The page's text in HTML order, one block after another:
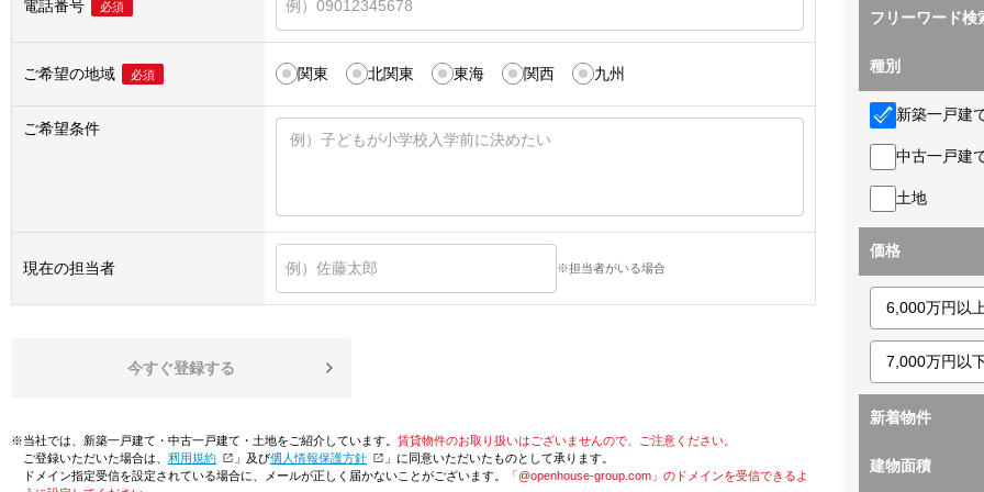
電話番号 必須
ご希望の地域 必須 関東 北関東 東海 関西 九州
ご希望条件
現在の担当者 ※担当者がいる場合
今すぐ登録する
※当社では、新築一戸建て・中古一戸建て・土地をご紹介しています。 賃貸物件のお取り扱いはございませんので、ご注意ください。
ご登録いただいた場合は、「利用規約 」及び「個人情報保護方針
」に同意いただいたものとして承ります。
ドメイン指定受信を設定されている場合に、メールが正しく届かないことがございます。
「@openhouse-group.com」のドメインを受信できるよ
フリーワード検
種別
新築一戸建
中古一戸建
土地
価格
新着物件
建物面積